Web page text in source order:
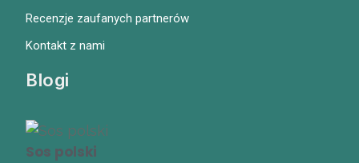
Recenzje zaufanych partnerów
Kontakt z nami
Blogi
Sos polski